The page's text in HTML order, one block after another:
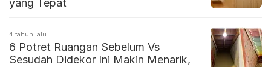
yang Tepat
4 tahun lalu
6 Potret Ruangan Sebelum Vs
Sesudah Didekor Ini Makin Menarik,